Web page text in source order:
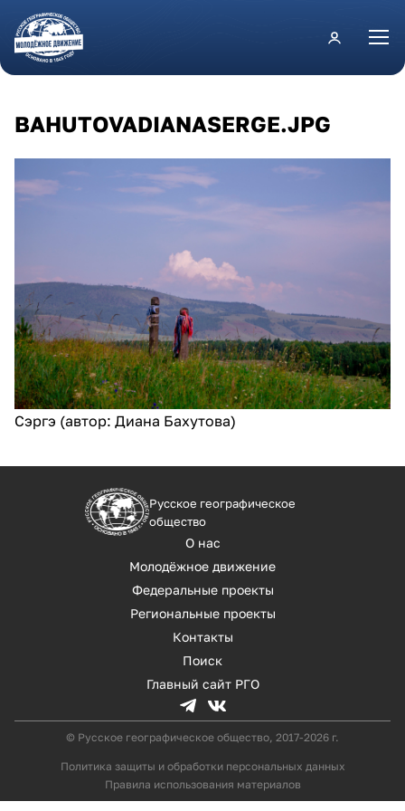
Перейти к основному содержанию
BAHUTOVADIANASERGE.JPG
Сэргэ (автор: Диана Бахутова)
Русское географическое
общество
О нас
Молодёжное движение
Федеральные проекты
Региональные проекты
Контакты
Поиск
Главный сайт РГО
© Русское географическое общество, 2017-2026 г.
Политика защиты и обработки персональных данных
Правила использования материалов